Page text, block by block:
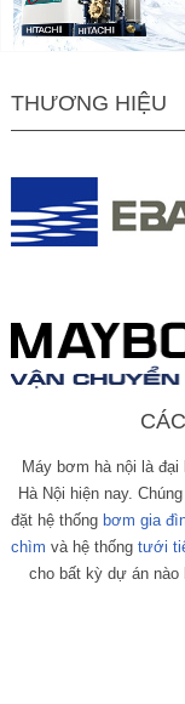
THƯƠNG HIỆU
Máy bơm hà nội là
Hà Nội hiện nay.
đặt hệ thống bơm gia
chìm và hệ thốngtưới
cho bất kỳ dự án nào